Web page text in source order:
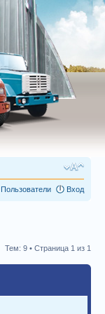
Пользователи Вход
Тем: 9 • Страница 1 из 1